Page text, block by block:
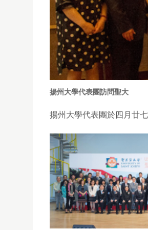
揚州大學代表團訪問聖大
揚州大學代表團於四月廿